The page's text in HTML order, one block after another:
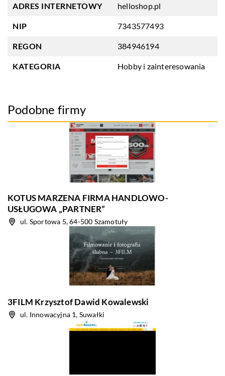
ADRES INTERNETOWY helloshop.pl
NIP 7343577493
REGON 384946194
KATEGORIA Hobby i zainteresowania
Podobne firmy
KOTUS MARZENA FIRMA HANDLOWO-
USŁUGOWA „PARTNER”
ul. Sportowa 5, 64-500 Szamotuły
3FILM Krzysztof Dawid Kowalewski
ul. Innowacyjna 1, Suwałki